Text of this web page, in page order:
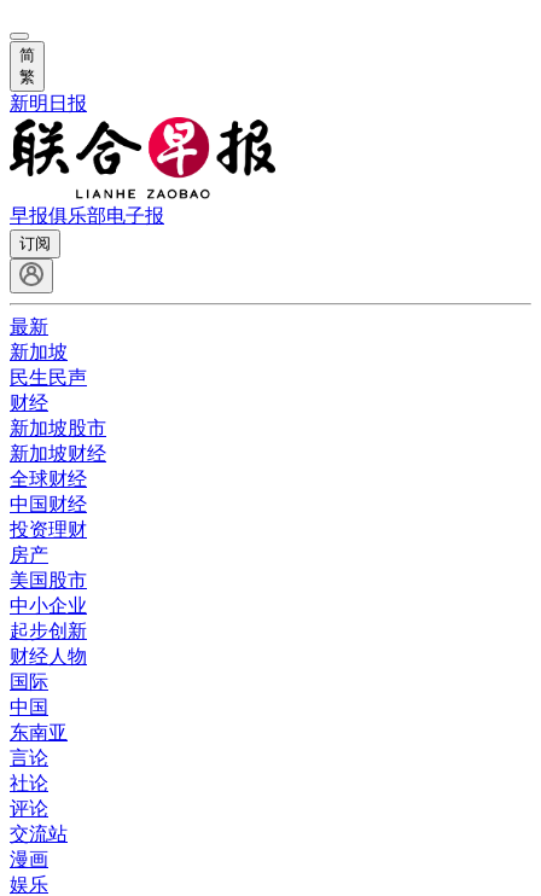
简
繁
新明日报
早报俱乐部电子报
订阅
最新
新加坡
民生民声
财经
新加坡股市
新加坡财经
全球财经
中国财经
投资理财
房产
美国股市
中小企业
起步创新
财经人物
国际
中国
东南亚
言论
社论
评论
交流站
漫画
娱乐